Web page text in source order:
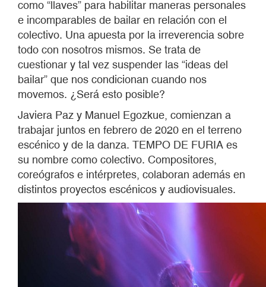
como “llaves” para habilitar maneras personales
e incomparables de bailar en relación con el
colectivo. Una apuesta por la irreverencia sobre
todo con nosotros mismos. Se trata de
cuestionar y tal vez suspender las “ideas del
bailar” que nos condicionan cuando nos
movemos. ¿Será esto posible?
Javiera Paz y Manuel Egozkue, comienzan a
trabajar juntos en febrero de 2020 en el terreno
escénico y de la danza. TEMPO DE FURIA es
su nombre como colectivo. Compositores,
coreógrafos e intérpretes, colaboran además en
distintos proyectos escénicos y audiovisuales.